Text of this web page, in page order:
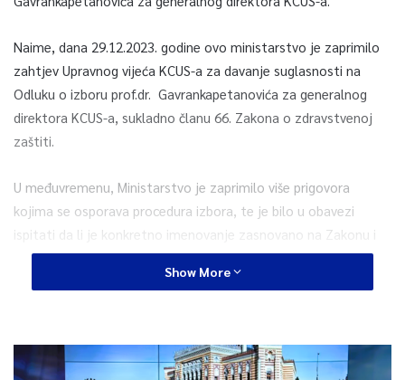
Naime, dana 29.12.2023. godine ovo ministarstvo je zaprimilo
zahtjev Upravnog vijeća KCUS-a za davanje suglasnosti na
Odluku o izboru prof.dr. Gavrankapetanovića za generalnog
direktora KCUS-a, sukladno članu 66. Zakona o zdravstvenoj
zaštiti.
U međuvremenu, Ministarstvo je zaprimilo više prigovora
kojima se osporava procedura izbora, te je bilo u obavezi
ispitati da li je konkretno imenovanje zasnovano na Zakonu i
propisima donijetim na temelju Zakona.
vijeća KCUS-a da dostavi kompletnu dokumentaciju, vezano za
konkurs, prijave i dokumentaciju kandidata, zapisnike i ostalo,
Show More